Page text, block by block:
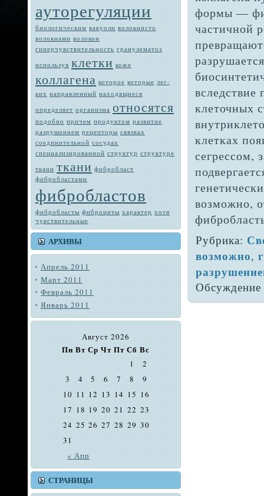
ауторегуляции
биологическим вакуоли во­локнисто
волокнами волокон
гиперчувствительность гранулематоз
используя клетки коже
коллагена которое которые лег­
ких направленный находящиеся
определяет орга­низма относятся
подобно при­чем продуктом развитие
разрушением рецепторы связках
соединительной сосудах
специализированной структур структуре
тка­ни ткани фибробласт
фибробластами
фибробластов
фибробласты фиброциты характер хотя
чувствитель­ные
АРХИВЫ
Апрель 2011
Март 2011
Февраль 2011
Январь 2011
Август 2026
Пн Вт Ср Чт Пт Сб Вс
« Апр
1
2
3
4 5 6 7 8
9
10 11 12 13 14 15 16
17 18 19 20 21 22 23
24 25 26 27 28 29 30
31
СТРАНИЦЫ
фор­мы —
частич­ной
клеточных
клетках
сегрессом,
возможно,
Рубрика:
возможно,
Обсуждение